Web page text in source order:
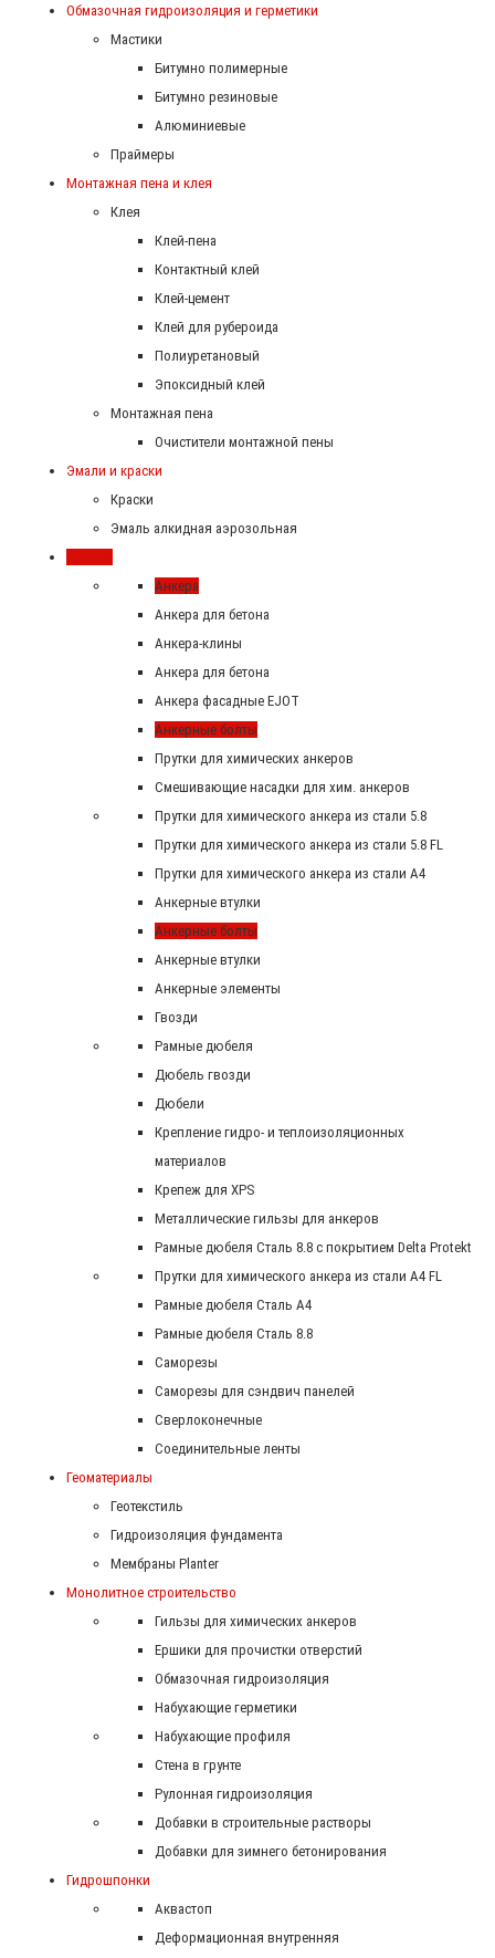
Обмазочная гидроизоляция и герметики
Мастики
Битумно полимерные
Битумно резиновые
Алюминиевые
Праймеры
Монтажная пена и клея
Клея
Клей-пена
Контактный клей
Клей-цемент
Клей для рубероида
Полиуретановый
Эпоксидный клей
Монтажная пена
Очистители монтажной пены
Эмали и краски
Краски
Эмаль алкидная аэрозольная
Анкера
Анкера для бетона
Анкера-клины
Анкера для бетона
Анкера фасадные EJOT
Анкерные болты
Прутки для химических анкеров
Смешивающие насадки для хим. анкеров
Прутки для химического анкера из стали 5.8
Прутки для химического анкера из стали 5.8 FL
Прутки для химического анкера из стали А4
Анкерные втулки
Анкерные болты
Анкерные втулки
Анкерные элементы
Гвозди
Рамные дюбеля
Дюбель гвозди
Дюбели
Крепление гидро- и теплоизоляционных
материалов
Крепеж для XPS
Металлические гильзы для анкеров
Рамные дюбеля Сталь 8.8 с покрытием Delta Protekt
Прутки для химического анкера из стали А4 FL
Рамные дюбеля Сталь A4
Рамные дюбеля Сталь 8.8
Саморезы
Саморезы для сэндвич панелей
Сверлоконечные
Соединительные ленты
Геоматериалы
Геотекстиль
Гидроизоляция фундамента
Мембраны Planter
Монолитное строительство
Гильзы для химических анкеров
Ершики для прочистки отверстий
Обмазочная гидроизоляция
Набухающие герметики
Набухающие профиля
Стена в грунте
Рулонная гидроизоляция
Добавки в строительные растворы
Добавки для зимнего бетонирования
Гидрошпонки
Аквастоп
Деформационная внутренняя